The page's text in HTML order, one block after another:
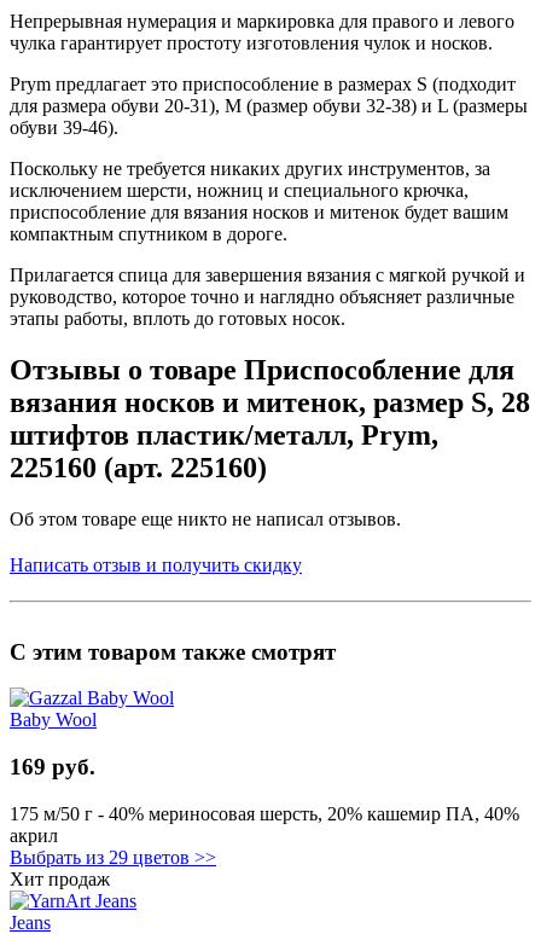
Непрерывная нумерация и маркировка для правого и левого
чулка гарантирует простоту изготовления чулок и носков.
Prym предлагает это приспособление в размерах S (подходит
для размера обуви 20-31), M (размер обуви 32-38) и L (размеры
обуви 39-46).
Поскольку не требуется никаких других инструментов, за
исключением шерсти, ножниц и специального крючка,
приспособление для вязания носков и митенок будет вашим
компактным спутником в дороге.
Прилагается спица для завершения вязания с мягкой ручкой и
руководство, которое точно и наглядно объясняет различные
этапы работы, вплоть до готовых носок.
Отзывы о товаре Приспособление для
вязания носков и митенок, размер S, 28
штифтов пластик/металл, Prym,
225160 (арт. 225160)
Об этом товаре еще никто не написал отзывов.
Написать отзыв и получить скидку
С этим товаром также смотрят
Baby Wool
169 руб.
175 м/50 г - 40% мериносовая шерсть, 20% кашемир ПА, 40%
акрил
Выбрать из 29 цветов >>
Хит продаж
Jeans